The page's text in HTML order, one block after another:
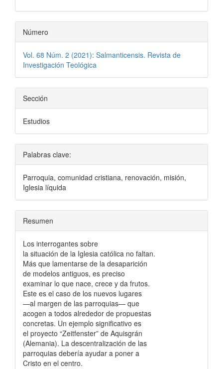
Número
Vol. 68 Núm. 2 (2021): Salmanticensis. Revista de
Investigación Teológica
Sección
Estudios
Palabras clave:
Parroquia, comunidad cristiana, renovación, misión,
Iglesia líquida
Resumen
Los interrogantes sobre
la situación de la Iglesia católica no faltan.
Más que lamentarse de la desaparición
de modelos antiguos, es preciso
examinar lo que nace, crece y da frutos.
Este es el caso de los nuevos lugares
—al margen de las parroquias— que
acogen a todos alrededor de propuestas
concretas. Un ejemplo significativo es
el proyecto “Zeitfenster” de Aquisgrán
(Alemania). La descentralización de las
parroquias debería ayudar a poner a
Cristo en el centro.